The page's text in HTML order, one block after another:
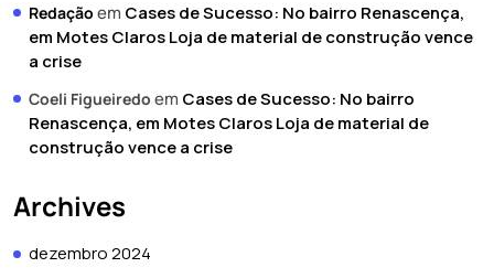
Redação em Cases de Sucesso: No bairro Renascença,
em Motes Claros Loja de material de construção vence
a crise
Coeli Figueiredo em Cases de Sucesso: No bairro
Renascença, em Motes Claros Loja de material de
construção vence a crise
Archives
dezembro 2024